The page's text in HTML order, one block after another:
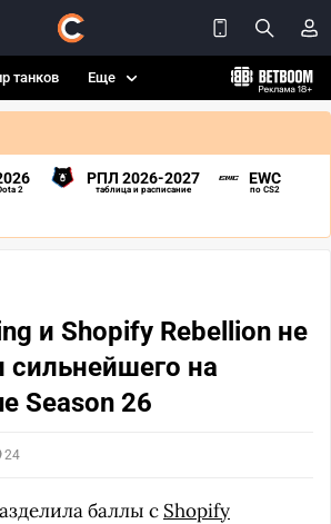
танков Еще
2
РПЛ 2026-2027
таблица и расписание
EWC
по CS2
и Shopify Rebellion не
сильнейшего на
Season 26
24
баллы с Shopify